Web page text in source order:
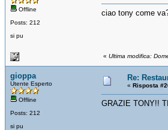
Offline
Posts: 212
si pu
ciao tony come
« Ultima modifica:
gioppa
Utente Esperto
Offline
Posts: 212
si pu
Re:
« Risposta
GRAZIE TONY!!